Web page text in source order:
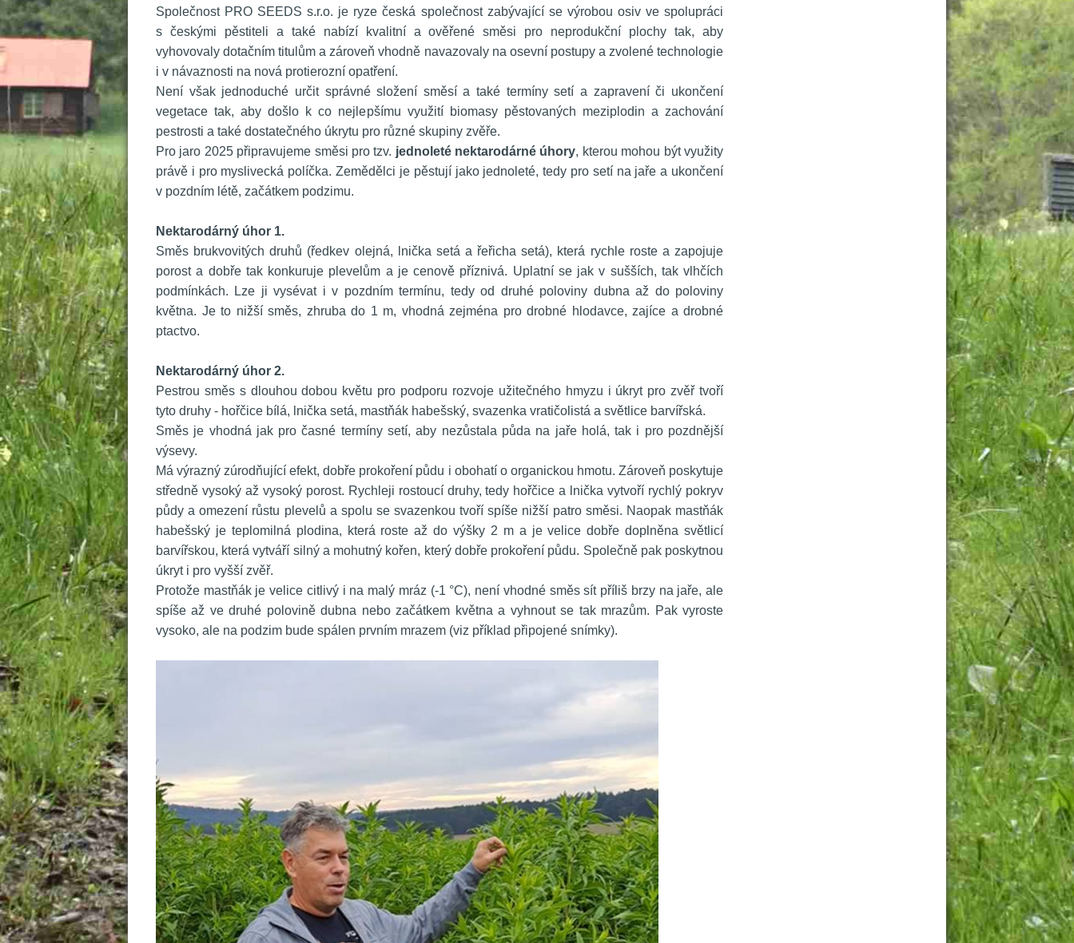
Společnost PRO SEEDS s.r.o. je ryze česká společnost zabývající se výrobou osiv ve spolupráci
českými pěstiteli a také nabízí kvalitní a ověřené směsi pro neprodukční plochy tak, aby
vyhovovaly dotačním titulům a zároveň vhodně navazovaly na osevní postupy a zvolené technologie
i v návaznosti na nová protierozní opatření.
Není však jednoduché určit správné složení směsí a také termíny setí a zapravení či ukončení
vegetace tak, aby došlo k co nejlepšímu využití biomasy pěstovaných meziplodin a zachování
pestrosti a také dostatečného úkrytu pro různé skupiny zvěře.
Pro jaro 2025 připravujeme směsi pro tzv. jednoleté nektarodárné úhory, kterou mohou být využity
právě i pro myslivecká políčka. Zemědělci je pěstují jako jednoleté, tedy pro setí na jaře a ukončení
v pozdním létě, začátkem podzimu.
Nektarodárný úhor 1.
Směs brukvovitých druhů (ředkev olejná, lnička setá a řeřicha setá), která rychle roste a zapojuje
porost a dobře tak konkuruje plevelům a je cenově příznivá. Uplatní se jak v sušších, tak vlhčích
podmínkách. Lze ji vysévat i v pozdním termínu, tedy od druhé poloviny dubna až do poloviny
května. Je to nižší směs, zhruba do 1 m, vhodná zejména pro drobné hlodavce, zajíce a drobné
ptactvo.
Nektarodárný úhor 2.
Pestrou směs s dlouhou dobou květu pro podporu rozvoje užitečného hmyzu i úkryt pro zvěř tvoří
tyto druhy - hořčice bílá, lnička setá, mastňák habešský, svazenka vratičolistá a světlice barvířská.
Směs je vhodná jak pro časné termíny setí, aby nezůstala půda na jaře holá, tak i pro pozdnější
výsevy.
Má výrazný zúrodňující efekt, dobře prokoření půdu i obohatí o organickou hmotu. Zároveň poskytuje
tředně vysoký až vysoký porost. Rychleji rostoucí druhy, tedy hořčice a lnička vytvoří rychlý pokryv
půdy a omezení růstu plevelů a spolu se svazenkou tvoří spíše nižší patro směsi. Naopak mastňák
habešský je teplomilná plodina, která roste až do výšky 2 m a je velice dobře doplněna světlicí
barvířskou, která vytváří silný a mohutný kořen, který dobře prokoření půdu. Společně pak poskytnou
úkryt i pro vyšší zvěř.
Protože mastňák je velice citlivý i na malý mráz (-1 °C), není vhodné směs sít příliš brzy na jaře, ale
píše až ve druhé polovině dubna nebo začátkem května a vyhnout se tak mrazům. Pak vyroste
vysoko, ale na podzim bude spálen prvním mrazem (viz příklad připojené snímky).